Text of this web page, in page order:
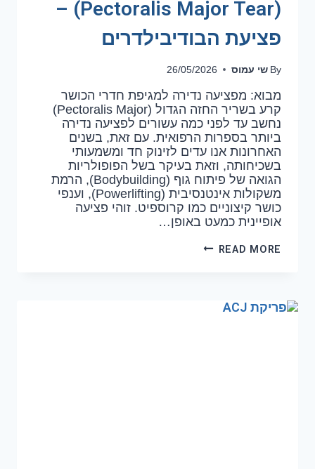
(Pectoralis Major Tear) –
פציעת הבודיבילדרים
By שי עמוס 26/05/2026
מבוא: מפציעה נדירה למגיפת חדרי הכושר
קרע בשריר החזה הגדול (Pectoralis Major)
נחשב עד לפני כמה עשורים לפציעה נדירה
ביותר בספרות הרפואית. עם זאת, בשנים
האחרונות אנו עדים לזינוק חד ומשמעותי
בשכיחותה, וזאת בעיקר בשל הפופולריות
הגואה של פיתוח גוף (Bodybuilding), הרמת
משקולות אינטנסיבית (Powerlifting), וענפי
כושר קיצוניים כמו קרוספיט. זוהי פציעה
אופיינית כמעט באופן…
READ MORE